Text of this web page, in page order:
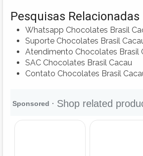
Pesquisas Relacionadas
Whatsapp Chocolates Brasil
Suporte Chocolates Brasil
Atendimento Chocolates Brasil
SAC Chocolates Brasil Cacau
Contato Chocolates Brasil